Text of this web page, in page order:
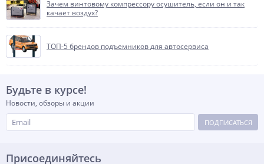
Зачем винтовому компрессору осушитель, если он и так
качает воздух?
ТОП-5 брендов подъемников для автосервиса
Будьте в курсе!
Новости, обзоры и акции
ПОДПИСАТЬСЯ
Присоединяйтесь